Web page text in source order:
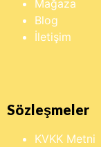
Mağaza
Blog
İletişim
Sözleşmeler
KVKK Metni